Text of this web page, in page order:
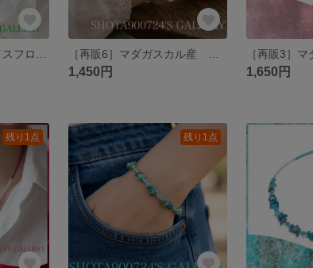
1,450円 1,650円
残り1点 残り1点